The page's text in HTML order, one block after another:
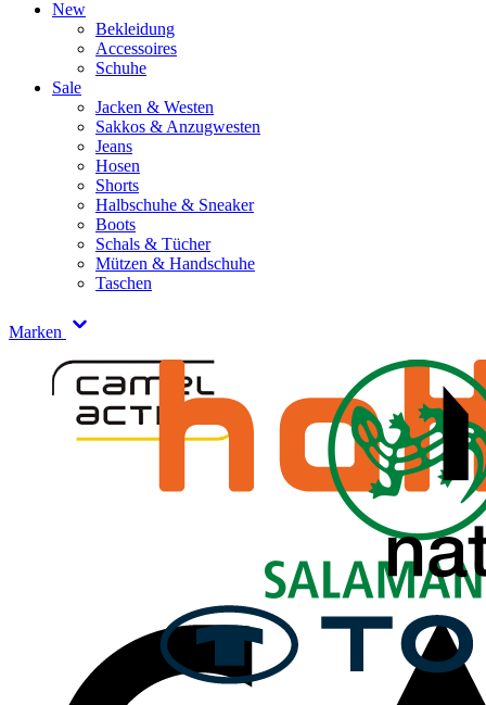
New
Bekleidung
Accessoires
Schuhe
Sale
Jacken & Westen
Sakkos & Anzugwesten
Jeans
Hosen
Shorts
Halbschuhe & Sneaker
Boots
Schals & Tücher
Mützen & Handschuhe
Taschen
Marken